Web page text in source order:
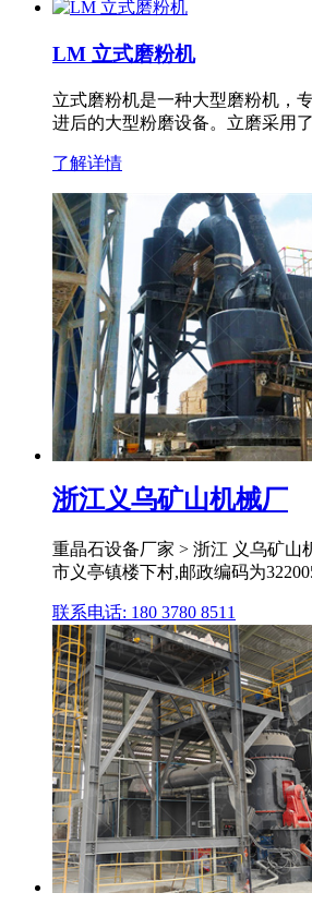
LM 立式磨粉机
立式磨粉机是一种大型磨粉机，
进后的大型粉磨设备。立磨采用
了解详情
浙江义乌矿山机械厂
重晶石设备厂家 > 浙江 义乌矿山
市义亭镇楼下村,邮政编码为
联系电话: 180 3780 8511